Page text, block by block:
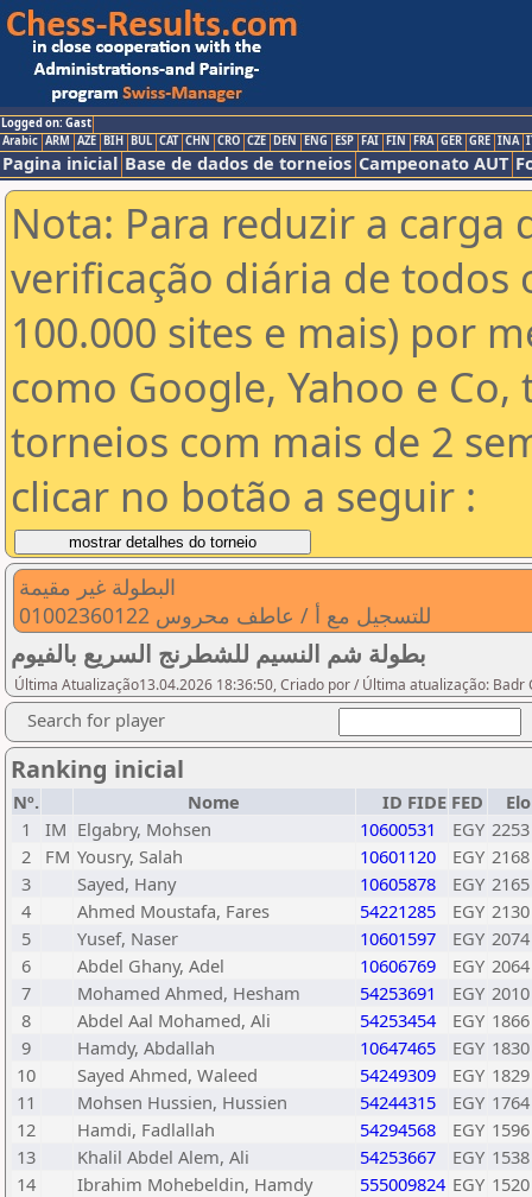
Logged on: Gast
Arabic ARM AZE BIH BUL CAT CHN CRO CZE DEN ENG ESP FAI FIN FRA GER GRE INA
Pagina inicial Base de dados de torneios Campeonato AUT
Nota: Para reduzir a carga
verificação diária de todos
100.000 sites e mais) por
como Google, Yahoo e
torneios com mais de 2
clicar no botão a seguir :
البطولة غير مقيمة
للتسجيل مع أ / عاطف محروس 01002360122
بطولة شم النسيم للشطرنج السريع بالفيوم
Última Atualização13.04.2026 18:36:50, Criado por / Última atualização: Badr
Search for player
Ranking inicial
Nº. Nome ID FIDE FED
Elo
1
IM Elgabry, Mohsen 10600531 EGY 2253
2
FM Yousry, Salah 10601120 EGY 2168
3
Sayed, Hany 10605878 EGY 2165
4
Ahmed Moustafa, Fares 54221285 EGY 2130
5
Yusef, Naser 10601597 EGY 2074
6
Abdel Ghany, Adel 10606769 EGY 2064
7
Mohamed Ahmed, Hesham 54253691 EGY 2010
8
Abdel Aal Mohamed, Ali 54253454 EGY 1866
9
Hamdy, Abdallah 10647465 EGY 1830
10
Sayed Ahmed, Waleed 54249309 EGY 1829
11
Mohsen Hussien, Hussien 54244315 EGY 1764
12
Hamdi, Fadlallah 54294568 EGY 1596
13
Khalil Abdel Alem, Ali 54253667 EGY 1538
14
Ibrahim Mohebeldin, Hamdy 555009824 EGY 1520